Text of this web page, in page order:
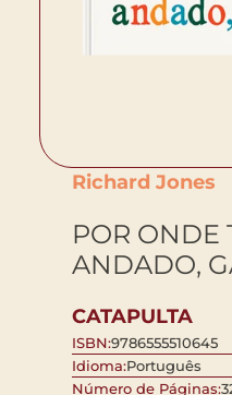
Richard Jones
POR ONDE
ANDADO,
CATAPULTA
ISBN:9786555510645
Idioma:Português
Número de Páginas: